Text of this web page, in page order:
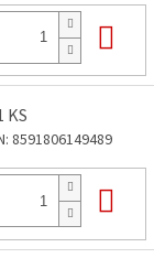
KS
8591806149489